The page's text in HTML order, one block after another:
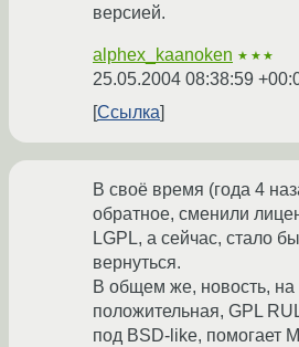
версией.
alphex_kaanoken ★★★
25.05.2004 08:38:59
Ссылка
В своё время (года 4
обратное, сменили
LGPL, а сейчас, стало
вернуться.
В общем же, новость, на
положительная, GPL
под BSD-like, помогает